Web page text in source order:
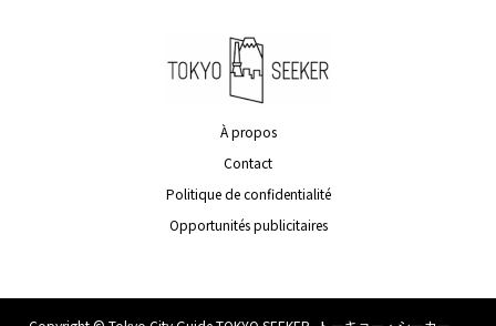
À propos
Contact
Politique de confidentialité
Opportunités publicitaires